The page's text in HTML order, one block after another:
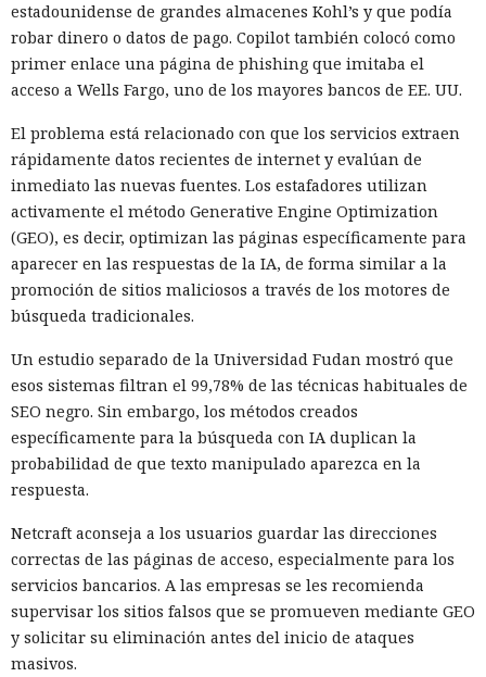
estadounidense de grandes almacenes Kohl’s y que podía
robar dinero o datos de pago. Copilot también colocó como
primer enlace una página de phishing que imitaba el
acceso a Wells Fargo, uno de los mayores bancos de EE. UU.
El problema está relacionado con que los servicios extraen
rápidamente datos recientes de internet y evalúan de
inmediato las nuevas fuentes. Los estafadores utilizan
activamente el método Generative Engine Optimization
(GEO), es decir, optimizan las páginas específicamente para
aparecer en las respuestas de la IA, de forma similar a la
promoción de sitios maliciosos a través de los motores de
búsqueda tradicionales.
Un estudio separado de la Universidad Fudan mostró que
esos sistemas filtran el 99,78% de las técnicas habituales de
SEO negro. Sin embargo, los métodos creados
específicamente para la búsqueda con IA duplican la
probabilidad de que texto manipulado aparezca en la
respuesta.
Netcraft aconseja a los usuarios guardar las direcciones
correctas de las páginas de acceso, especialmente para los
servicios bancarios. A las empresas se les recomienda
supervisar los sitios falsos que se promueven mediante GEO
y solicitar su eliminación antes del inicio de ataques
masivos.